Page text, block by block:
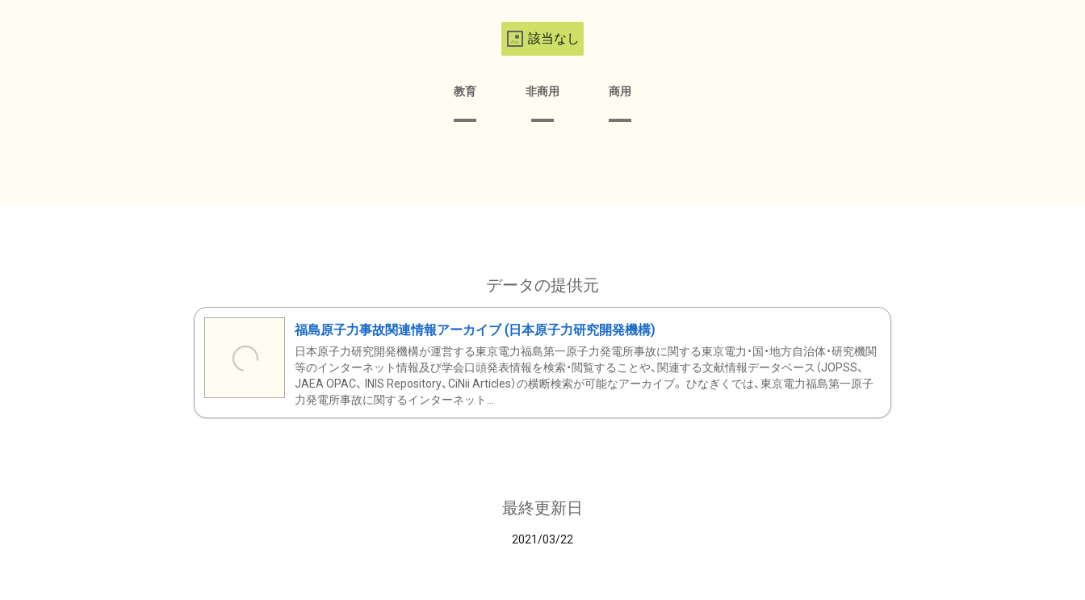
該当なし
教育 非商用 商用
データの提供元
福島原子力事故関連情報アーカイブ (日本原子力研究開発機構)
日本原子力研究開発機構が運営する東京電力福島第一原子力発電所事故に関する東京電力・国・地方自治体・研究機関
等のインターネット情報及び学会口頭発表情報を検索・閲覧することや、関連する文献情報データベース（JOPSS、
JAEA OPAC、 INIS Repository、CiNii Articles）の横断検索が可能なアーカイブ。 ひなぎくでは、東京電力福島第一原子
力発電所事故に関するインターネット...
最終更新日
2021/03/22